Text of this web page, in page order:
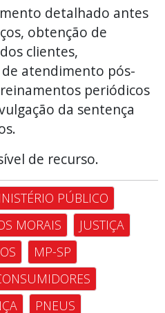
detalhado antes
obtenção de
clientes,
atendimento pós-
periódicos
da sentença
de recurso.
PÚBLICO
MORAIS
JUSTIÇA
MP-SP
PNEUS